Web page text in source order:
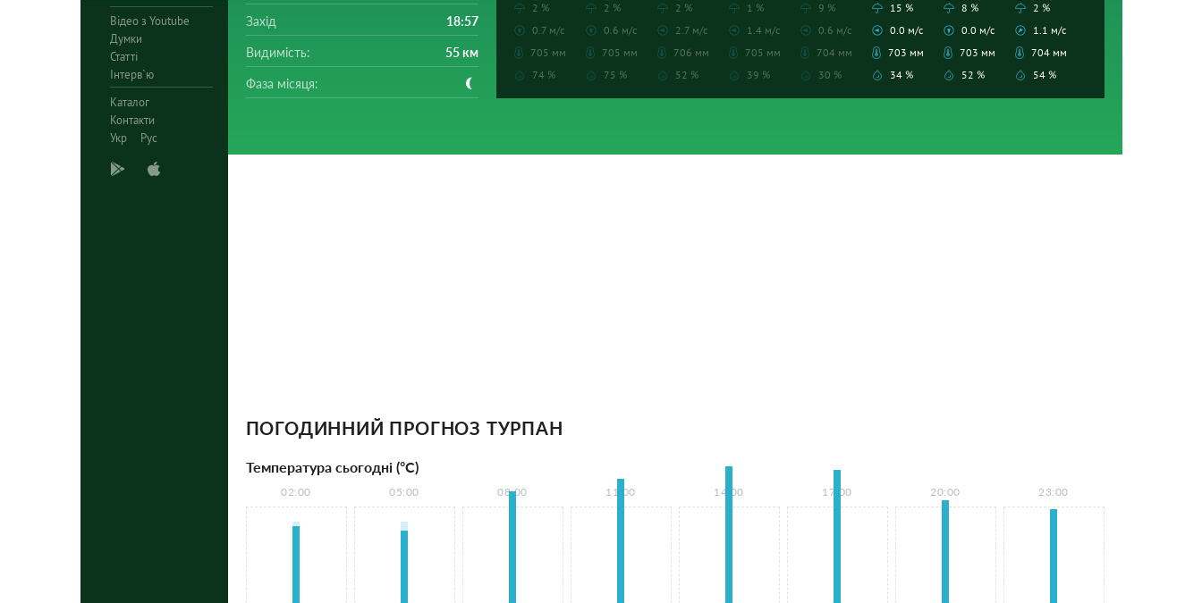
Відео з Youtube
Думки
Статті
Інтерв`ю
Каталог
Контакти
Укр
Рус
Захід 18:57
Видимість: 55 км
Фаза місяця:
2 %
0.7 м/с
705 мм
74 %
2 %
0.6 м/с
705 мм
75 %
2 %
2.7 м/с
706 мм
52 %
1 %
1.4 м/с
705 мм
39 %
9 %
0.6 м/с
704 мм
30 %
15 %
0.0 м/с
703 мм
34 %
8 %
0.0 м/с
703 мм
52 %
2 %
1.1 м/с
704 мм
54 %
ПОГОДИННИЙ ПРОГНОЗ ТУРПАН
Температура сьогодні (°С)
02:00 05:00 08:00 11:00 14:00 17:00 20:00 23:00